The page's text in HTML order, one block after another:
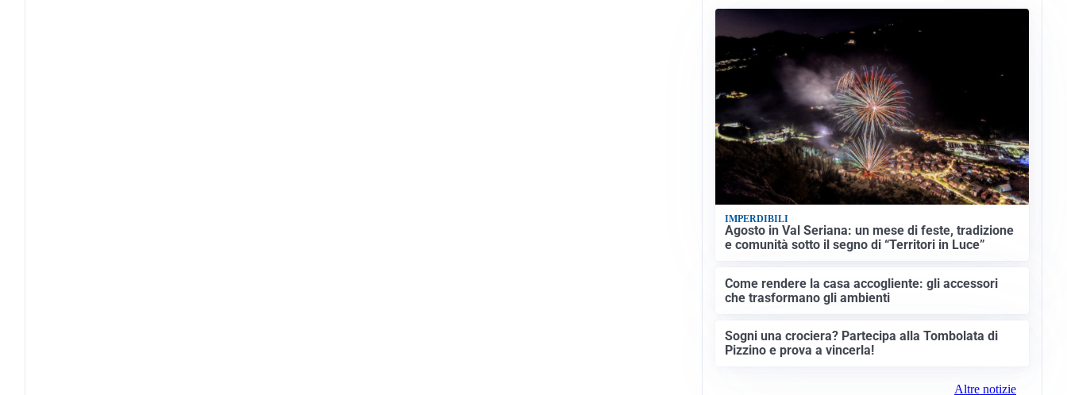
IMPERDIBILI
Agosto in Val Seriana: un mese di feste, tradizione
e comunità sotto il segno di “Territori in Luce”
Come rendere la casa accogliente: gli accessori
che trasformano gli ambienti
Sogni una crociera? Partecipa alla Tombolata di
Pizzino e prova a vincerla!
Altre notizie